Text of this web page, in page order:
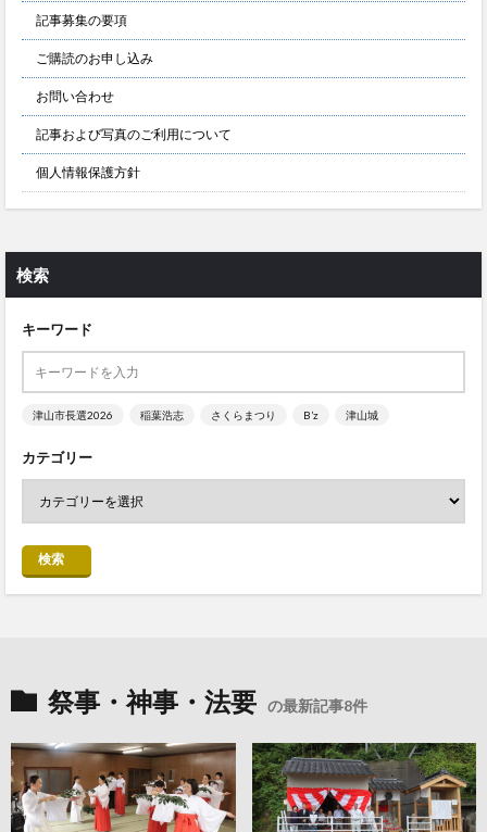
記事募集の要項
ご購読のお申し込み
お問い合わせ
記事および写真のご利用について
個人情報保護方針
検索
キーワード
津山市長選2026 稲葉浩志 さくらまつり B’z 津山城
カテゴリー
検索
祭事・神事・法要 の最新記事8件